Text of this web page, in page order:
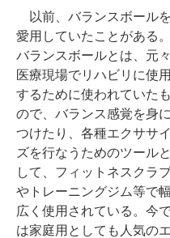
以前、バランスボールを
愛用していたことがある。
バランスボールとは、元々
医療現場でリハビリに使用
するために使われていたも
ので、バランス感覚を身に
つけたり、各種エクササイ
ズを行なうためのツールと
して、フィットネスクラ
やトレーニングジム等で幅
広く使用されている。今
は家庭用としても人気のエ